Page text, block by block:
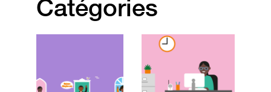
Catégories